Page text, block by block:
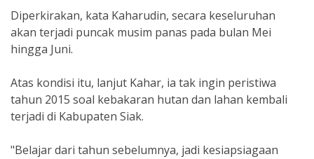
Diperkirakan, kata Kaharudin, secara keseluruhan
akan terjadi puncak musim panas pada bulan Mei
hingga Juni.
Atas kondisi itu, lanjut Kahar, ia tak ingin peristiwa
tahun 2015 soal kebakaran hutan dan lahan kembali
terjadi di Kabupaten Siak.
"Belajar dari tahun sebelumnya, jadi kesiapsiagaan